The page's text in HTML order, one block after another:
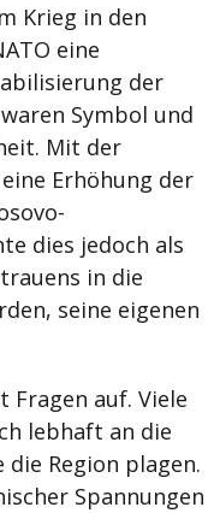
Krieg in den
eine
der
Symbol und
Mit der
Erhöhung der
dies jedoch als
in die
seine eigenen
auf. Viele
lebhaft an die
Region plagen.
Spannungen